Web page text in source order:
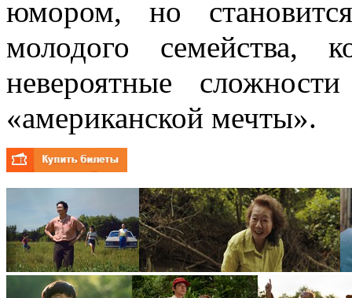
юмором, но
молодого семейства,
невероятные
«американской мечты».